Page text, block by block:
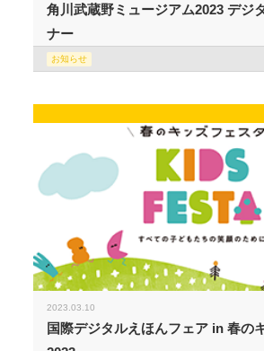
角川武蔵野ミュージアム2023 デジ
ナー
お知らせ
2023.03.10
国際デジタルえほんフェア in 春の